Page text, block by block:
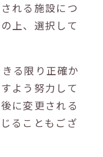
れる施設につ
上、選択して
る限り正確か
よう努力して
に変更される
ることもござ